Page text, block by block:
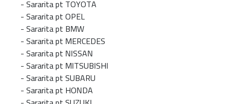
- Sararita pt TOYOTA
- Sararita pt OPEL
- Sararita pt BMW
- Sararita pt MERCEDES
- Sararita pt NISSAN
- Sararita pt MITSUBISHI
- Sararita pt SUBARU
- Sararita pt HONDA